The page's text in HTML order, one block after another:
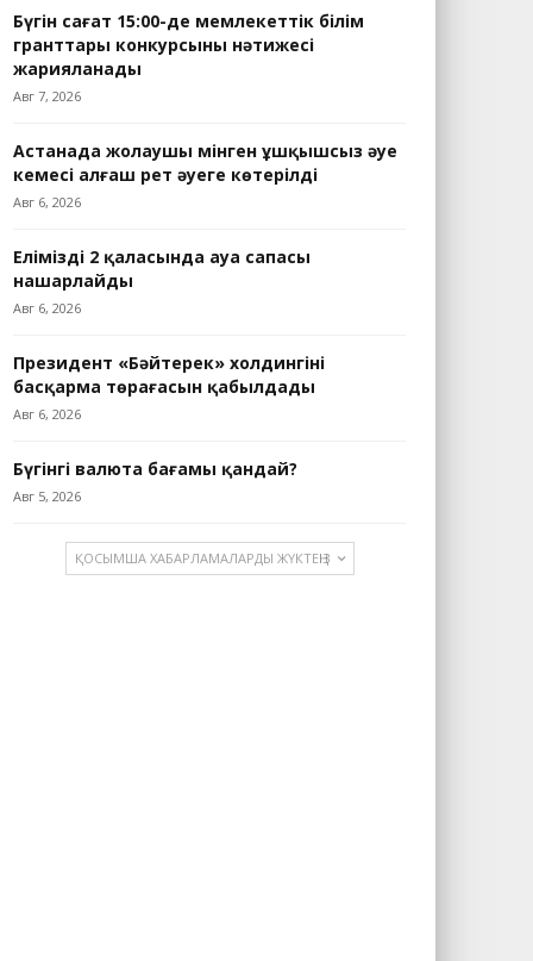
Бүгін сағат 15:00-де мемлекеттік білім
гранттары конкурсының нәтижесі
жарияланады
Авг 7, 2026
Астанада жолаушы мінген ұшқышсыз әуе
кемесі алғаш рет әуеге көтерілді
Авг 6, 2026
Еліміздің 2 қаласында ауа сапасы
нашарлайды
Авг 6, 2026
Президент «Бәйтерек» холдингінің
басқарма төрағасын қабылдады
Авг 6, 2026
Бүгінгі валюта бағамы қандай?
Авг 5, 2026
ҚОСЫМША ХАБАРЛАМАЛАРДЫ ЖҮКТЕҢІЗ